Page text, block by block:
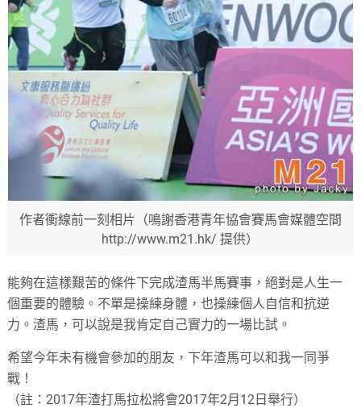
作者衝線前一刻相片（鳴謝香港青年協會賽馬會媒體空間
http://www.m21.hk/ 提供）
能夠在這樣艱苦的條件下完成渣馬半馬賽事，絕對是人生一
個重要的體驗。不單是操練身體，也操練個人自信和抗逆
力。渣馬，可以說是我肯定自己實力的一場比試。
希望今年未有機會參加的朋友，下年渣馬可以和我一同爭
戰！
（註：2017年渣打馬拉松將會2017年2月12日舉行）